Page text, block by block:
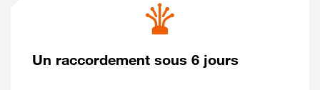
Un raccordement sous 6 jours